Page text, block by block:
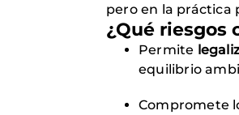
pero en la práctica
¿Qué riesgos
Permite
equilibrio
Compromete